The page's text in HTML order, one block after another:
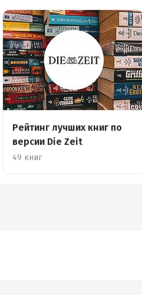
Рейтинг лучших книг по
версии Die Zeit
49 книг